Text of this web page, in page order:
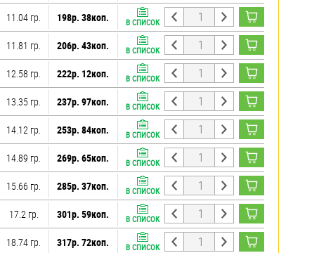
11.04 гр. 198р. 38коп. В СПИСОК
11.81 гр. 206р. 43коп. В СПИСОК
12.58 гр. 222р. 12коп. В СПИСОК
13.35 гр. 237р. 97коп. В СПИСОК
14.12 гр. 253р. 84коп. В СПИСОК
14.89 гр. 269р. 65коп. В СПИСОК
15.66 гр. 285р. 37коп. В СПИСОК
17.2 гр. 301р. 59коп. В СПИСОК
18.74 гр. 317р. 72коп. В СПИСОК